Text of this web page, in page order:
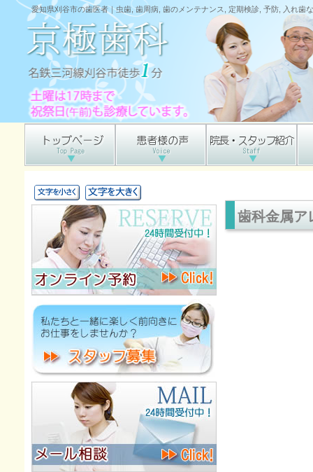
愛知県刈谷市の歯医者｜虫歯, 歯周病, 歯のメンテナンス, 定期検診, 予防, 入れ歯
歯科金属ア